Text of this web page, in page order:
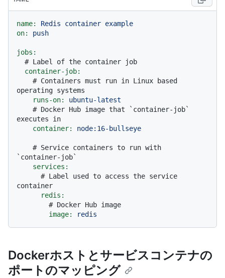
name: Redis container example
on:
push
jobs:
# Label of the container job
container-job:
# Containers must run in Linux based
operating systems
runs-on:
ubuntu-latest
# Docker Hub image that `container-job`
executes in
container:
node:16-bullseye
# Service containers to run with
`container-job`
services:
# Label used to access the service
container
redis:
# Docker Hub image
image:
redis
Dockerホストとサービスコンテナの
ポートのマッピング